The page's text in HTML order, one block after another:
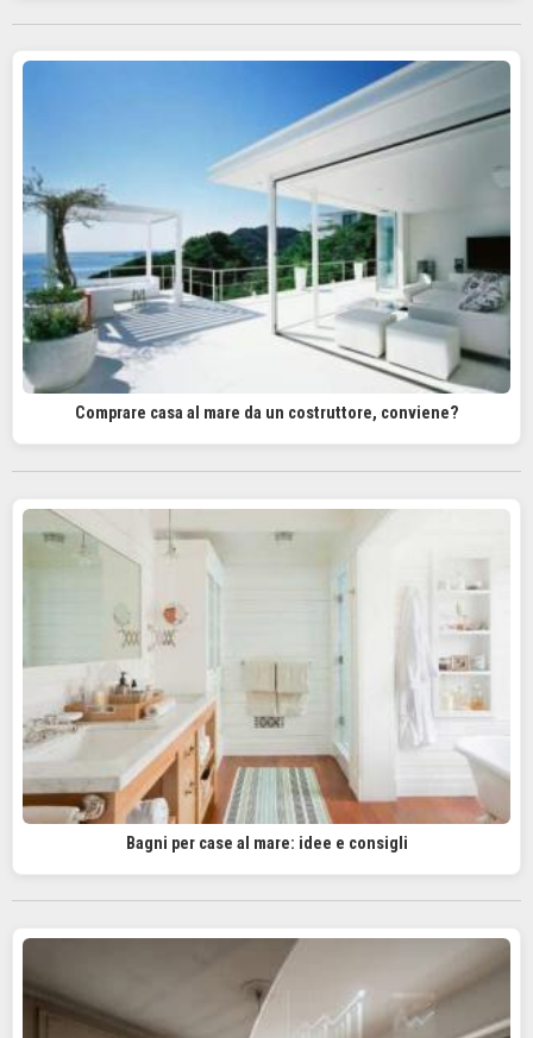
Comprare casa al mare da un costruttore, conviene?
Bagni per case al mare: idee e consigli